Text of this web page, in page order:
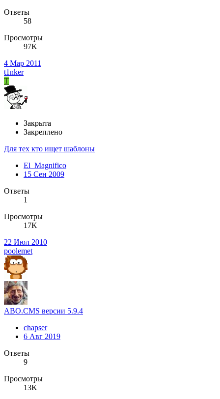
Ответы
58
Просмотры
97K
4 Мар 2011
t1nker
T
Закрыта
Закреплено
Для тех кто ищет шаблоны
El_Magnifico
15 Сен 2009
Ответы
1
Просмотры
17K
22 Июл 2010
poolemet
ABO.CMS версии 5.9.4
chapser
6 Авг 2019
Ответы
9
Просмотры
13K